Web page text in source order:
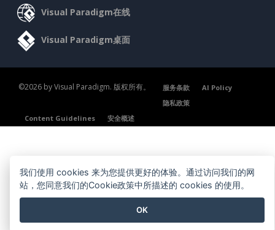
Visual Paradigm在线
Visual Paradigm桌面
©2026 by Visual Paradigm. 版权所有。 服务条款
AI Policy
隐私政策
Content Guidelines
安全概述
我们使用 cookies 来为您提供更好的体验。通过访问我们的网
站，您同意我们的Cookie政策中所描述的 cookies 的使用。
OK